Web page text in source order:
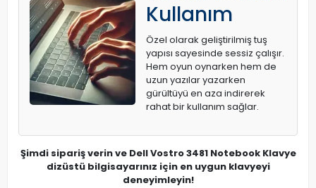
Kullanım
Özel olarak geliştirilmiş tuş
yapısı sayesinde sessiz çalışır.
Hem oyun oynarken hem de
uzun yazılar yazarken
gürültüyü en aza indirerek
rahat bir kullanım sağlar.
Şimdi sipariş verin ve Dell Vostro 3481 Notebook Klavye
dizüstü bilgisayarınız için en uygun klavyeyi
deneyimleyin!